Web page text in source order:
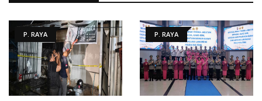
P. RAYA P. RAYA